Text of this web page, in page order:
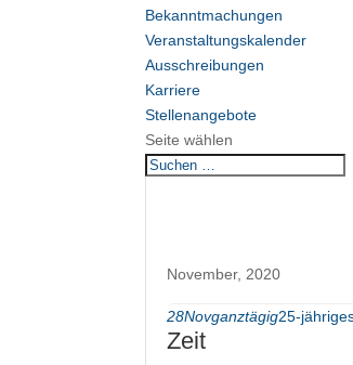
Bekanntmachungen
Veranstaltungskalender
Ausschreibungen
Karriere
Stellenangebote
Seite wählen
November, 2020
28Novganztägig25-
Zeit